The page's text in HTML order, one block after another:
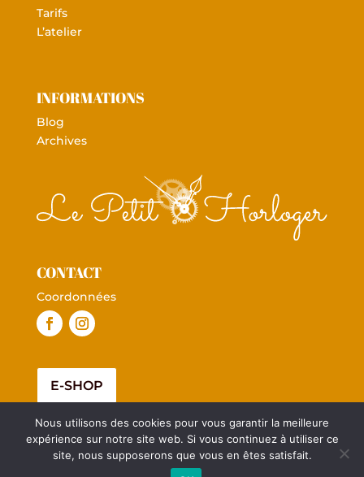
Tarifs
L’atelier
INFORMATIONS
Blog
Archives
CONTACT
Coordonnées
E-SHOP
Nous utilisons des cookies pour vous garantir la meilleure
expérience sur notre site web. Si vous continuez à utiliser ce
site, nous supposerons que vous en êtes satisfait.